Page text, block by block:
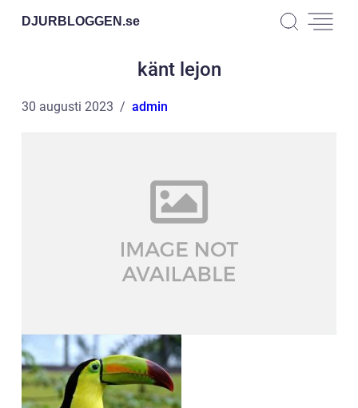
DJURBLOGGEN.se
känt lejon
30 augusti 2023 admin